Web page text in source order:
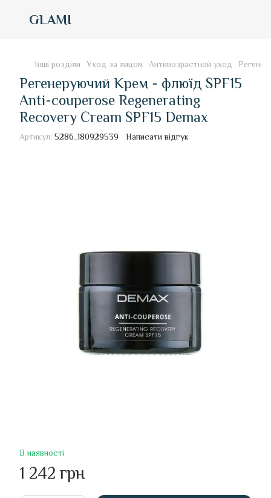
GLAMI
Інші розділи Уход за лицом Антивозрастной уход
Регенеруючий Крем - флюїд SPF15
Anti-couperose Regenerating
Recovery Cream SPF15 Demax
Артикул: 5286_180929539 Написати відгук
В наявності
1 242 грн